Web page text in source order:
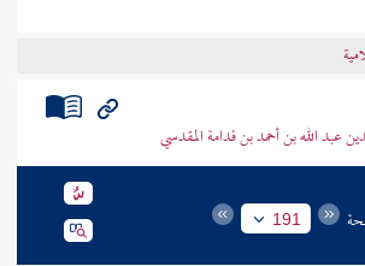
عبد الله بن أحمد بن قدامة المقدسي
191